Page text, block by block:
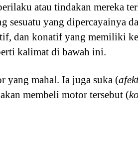
atau tindakan mereka
sesuatu yang dipercayainya
dan konatif yang memiliki
kalimat di bawah ini.
yang mahal. Ia juga suka (
membeli motor tersebut (